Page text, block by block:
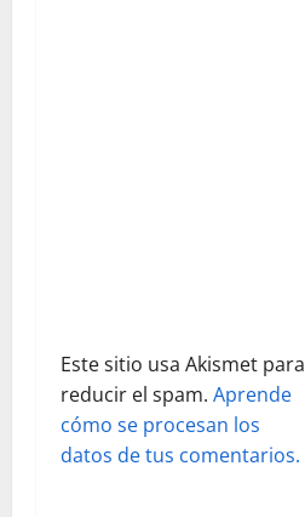
s
Este sitio usa Akismet para
reducir el spam. Aprende
cómo se procesan los
datos de tus comentarios.